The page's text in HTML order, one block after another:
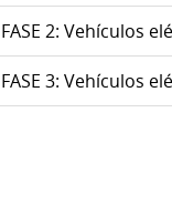
FASE 2: Vehículos
FASE 3: Vehículos